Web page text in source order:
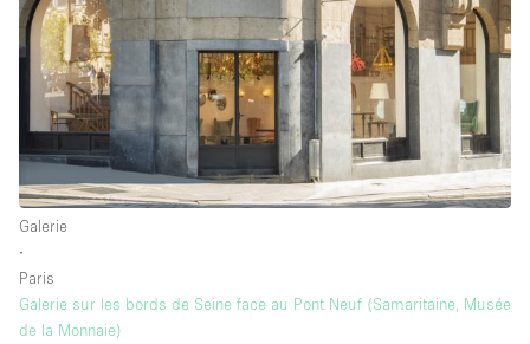
Galerie
∙
Paris
Galerie sur les bords de Seine face au Pont Neuf (Samaritaine, Musée
de la Monnaie)